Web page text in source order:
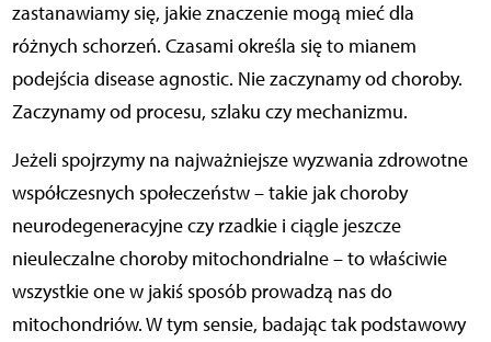
zastanawiamy się, jakie znaczenie mogą mieć dla
różnych schorzeń. Czasami określa się to mianem
podejścia disease agnostic. Nie zaczynamy od choroby.
Zaczynamy od procesu, szlaku czy mechanizmu.
Jeżeli spojrzymy na najważniejsze wyzwania zdrowotne
współczesnych społeczeństw – takie jak choroby
neurodegeneracyjne czy rzadkie i ciągle jeszcze
nieuleczalne choroby mitochondrialne – to właściwie
wszystkie one w jakiś sposób prowadzą nas do
mitochondriów. W tym sensie, badając tak podstawowy